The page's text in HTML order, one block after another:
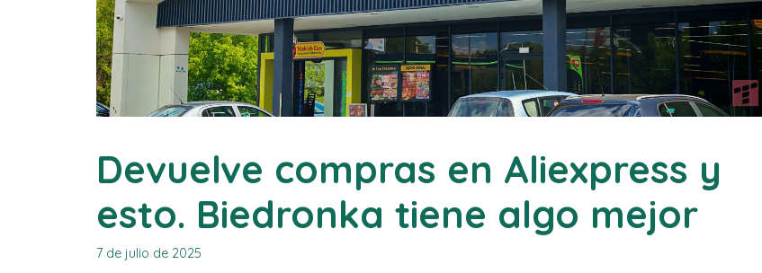
Devuelve compras en Aliexpress y
esto. Biedronka tiene algo mejor
7 de julio de 2025